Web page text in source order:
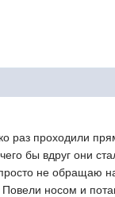
раз проходили
бы вдруг они
не обращаю
носом и